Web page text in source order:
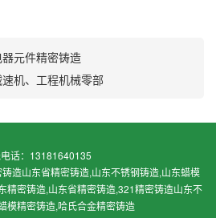
元件精密铸造
机、工程机械零部
话：13181640135
造山东省精密铸造,山东不锈钢铸造,山东蜡模
精密铸造,山东省精密铸造,321精密铸造山东不
模精密铸造,哈氏合金精密铸造